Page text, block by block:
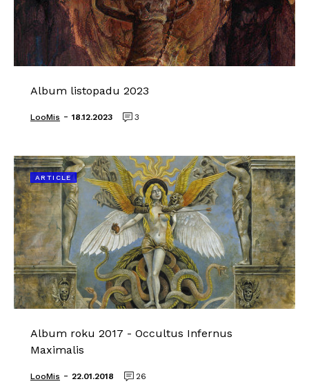
Album listopadu 2023
LooMis - 18.12.2023 3
ARTICLE
Album roku 2017 - Occultus Infernus
Maximalis
LooMis - 22.01.2018 26